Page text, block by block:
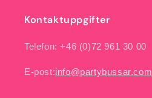
Kontaktuppgifter
Telefon: +46 (0)72 961 30 00
E-post:info@partybussar.com